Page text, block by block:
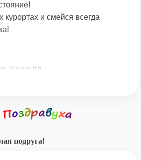
и смейся всегда
Печенова В.В.
подруга!